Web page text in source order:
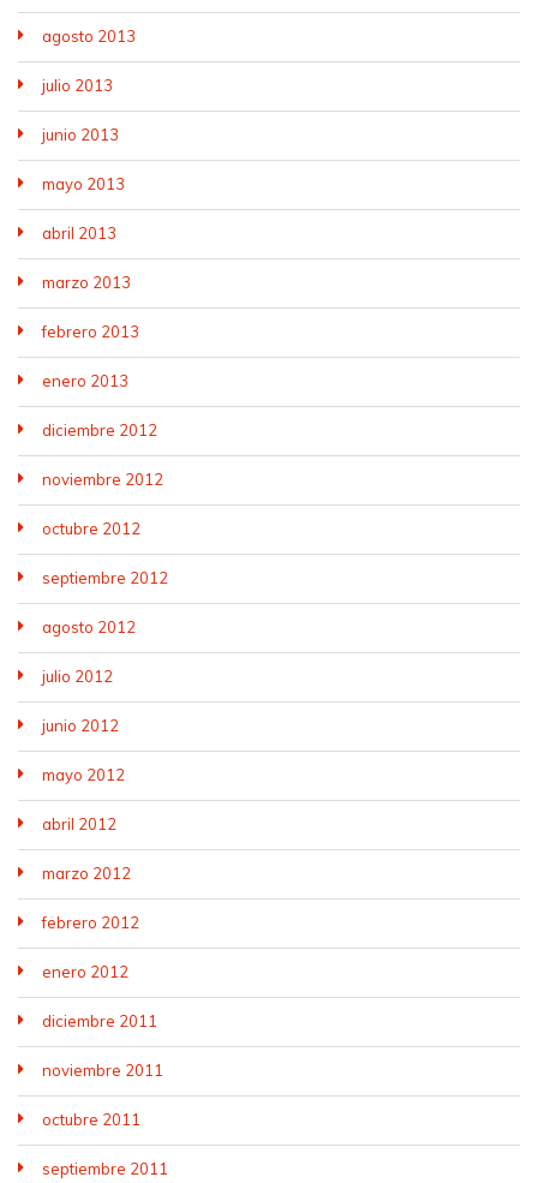
agosto 2013
julio 2013
junio 2013
mayo 2013
abril 2013
marzo 2013
febrero 2013
enero 2013
diciembre 2012
noviembre 2012
octubre 2012
septiembre 2012
agosto 2012
julio 2012
junio 2012
mayo 2012
abril 2012
marzo 2012
febrero 2012
enero 2012
diciembre 2011
noviembre 2011
octubre 2011
septiembre 2011